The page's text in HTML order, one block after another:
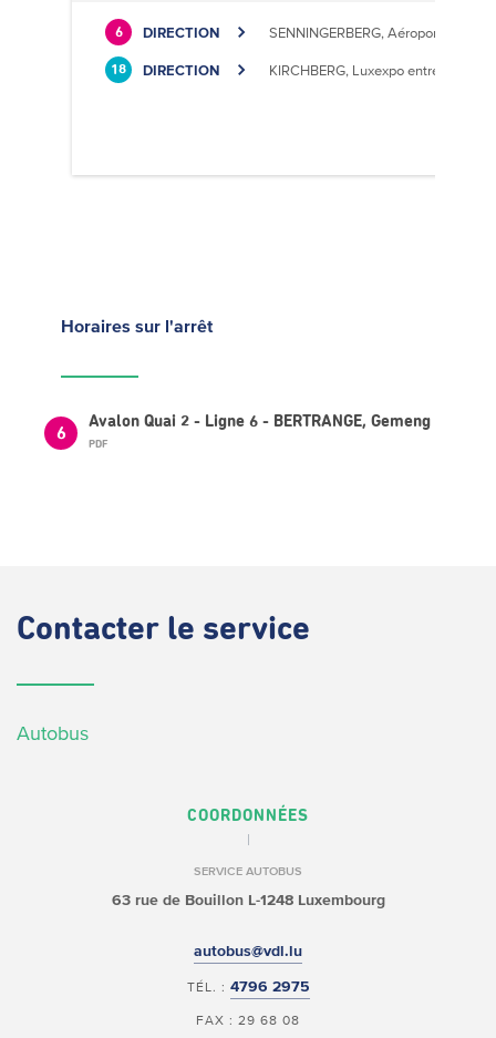
6 DIRECTION SENNINGERBERG, Aéroport
18 DIRECTION KIRCHBERG, Luxexpo entrée Sud
Horaires sur l'arrêt
6
Avalon Quai 2 - Ligne 6 - BERTRANGE, Gemeng
PDF
Contacter le service
Autobus
COORDONNÉES
SERVICE AUTOBUS
63 rue de BouillonL-1248 Luxembourg
autobus@vdl.lu
TÉL. : 4796 2975
FAX : 29 68 08